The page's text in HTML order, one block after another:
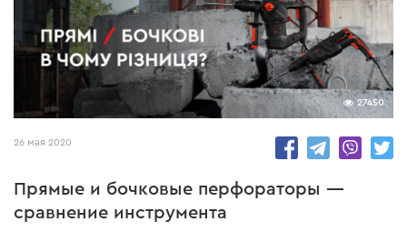
27450
26 мая 2020
Прямые и бочковые перфораторы —
сравнение инструмента